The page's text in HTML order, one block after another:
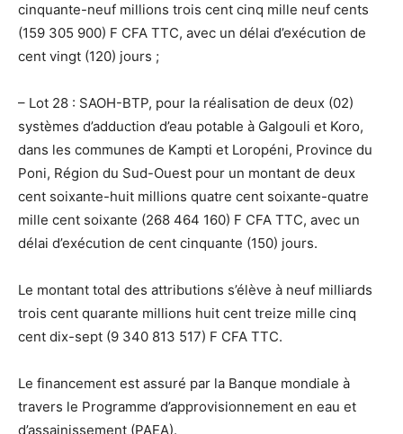
cinquante-neuf millions trois cent cinq mille neuf cents
(159 305 900) F CFA TTC, avec un délai d’exécution de
cent vingt (120) jours ;
– Lot 28 : SAOH-BTP, pour la réalisation de deux (02)
systèmes d’adduction d’eau potable à Galgouli et Koro,
dans les communes de Kampti et Loropéni, Province du
Poni, Région du Sud-Ouest pour un montant de deux
cent soixante-huit millions quatre cent soixante-quatre
mille cent soixante (268 464 160) F CFA TTC, avec un
délai d’exécution de cent cinquante (150) jours.
Le montant total des attributions s’élève à neuf milliards
trois cent quarante millions huit cent treize mille cinq
cent dix-sept (9 340 813 517) F CFA TTC.
Le financement est assuré par la Banque mondiale à
travers le Programme d’approvisionnement en eau et
d’assainissement (PAEA).